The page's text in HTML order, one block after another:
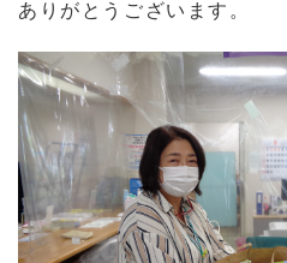
ありがとうございます。